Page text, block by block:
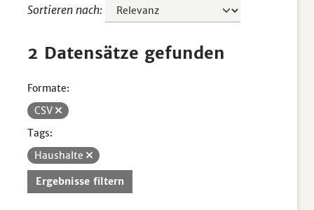
Sortieren nach
2 Datensätze gefunden
Formate:
CSV
Tags:
Haushalte
Ergebnisse filtern